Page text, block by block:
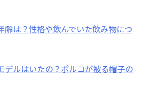
齢は？性格や飲んでいた飲み物につ
デルはいたの？ポルコが被る帽子の